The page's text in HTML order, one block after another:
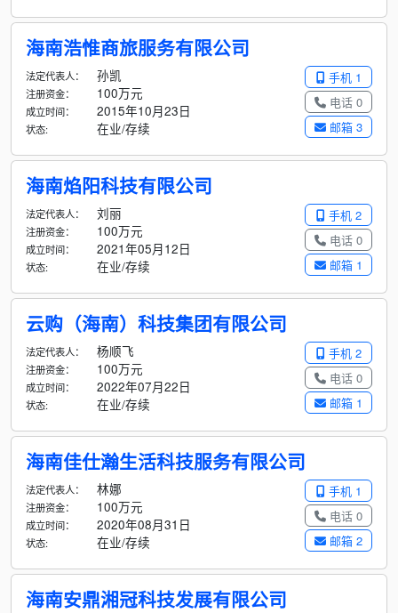
海南浩惟商旅服务有限公司
手机 1
电话 0
邮箱 3
法定代表人： 孙凯
注册资金： 100万元
成立时间： 2015年10月23日
状态: 在业/存续
海南焰阳科技有限公司
手机 2
电话 0
邮箱 1
法定代表人： 刘丽
注册资金： 100万元
成立时间： 2021年05月12日
状态: 在业/存续
云购（海南）科技集团有限公司
手机 2
电话 0
邮箱 1
法定代表人： 杨顺飞
注册资金： 100万元
成立时间： 2022年07月22日
状态: 在业/存续
海南佳仕瀚生活科技服务有限公司
手机 1
电话 0
邮箱 2
法定代表人： 林娜
注册资金： 100万元
成立时间： 2020年08月31日
状态: 在业/存续
海南安鼎湘冠科技发展有限公司